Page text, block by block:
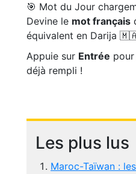
🎯 Mot du Jour
Devine le mot français
équivalent en Darija
Appuie sur Entrée
déjà rempli !
Les plus lus
Maroc-Taïwan :